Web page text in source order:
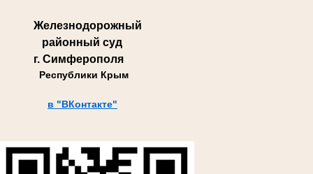
Железнодорожный
районный суд
г. Симферополя
Республики Крым
в "ВКонтакте"